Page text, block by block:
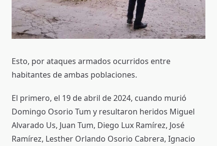
Esto, por ataques armados ocurridos entre
habitantes de ambas poblaciones.
El primero, el 19 de abril de 2024, cuando murió
Domingo Osorio Tum y resultaron heridos Miguel
Alvarado Us, Juan Tum, Diego Lux Ramírez, José
Ramírez, Lesther Orlando Osorio Cabrera, Ignacio